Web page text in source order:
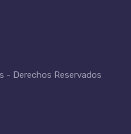
- Derechos Reservados